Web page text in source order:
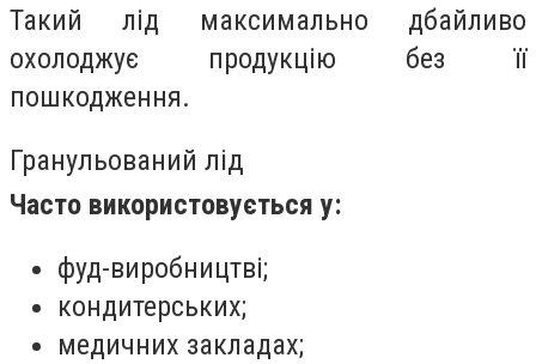
Такий лід максимально дбайливо
охолоджує продукцію без її
пошкодження.
Гранульований лід
Часто використовується у:
фуд-виробництві;
кондитерських;
медичних закладах;